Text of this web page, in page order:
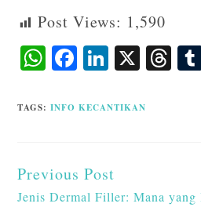
Post Views: 1,590
W
ha
ts
p
F
ac
eb
k
Li
n
ke
X T
hr
TAGS:INFO KECANTIKAN
Previous Post
Jenis Dermal Filler: Mana